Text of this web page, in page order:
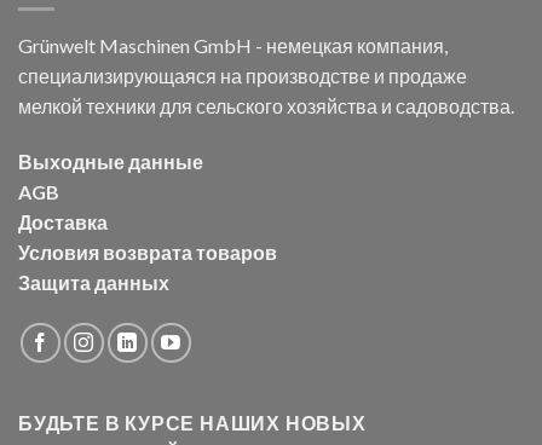
Grünwelt Maschinen GmbH - немецкая компания,
специализирующаяся на производстве и продаже
мелкой техники для сельского хозяйства и садоводства.
Выходные данные
AGB
Доставка
Условия возврата товаров
Защита данных
БУДЬТЕ В КУРСЕ НАШИХ НОВЫХ